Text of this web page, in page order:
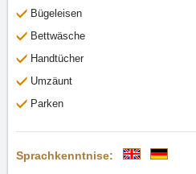
Bügeleisen
Bettwäsche
Handtücher
Umzäunt
Parken
Sprachkenntnise: